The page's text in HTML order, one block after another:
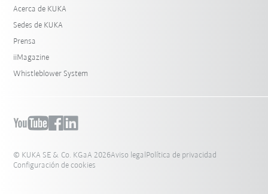
Acerca de KUKA
Sedes de KUKA
Prensa
iiMagazine
Whistleblower System
© KUKA SE & Co. KGaA 2026Aviso legalPolítica de privacidad
Configuración de cookies